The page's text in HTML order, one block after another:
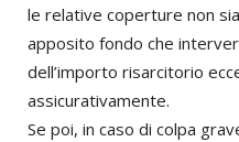
le relative coperture non
apposito fondo che
dell’importo risarcitorio
assicurativamente.
Se poi, in caso di colpa